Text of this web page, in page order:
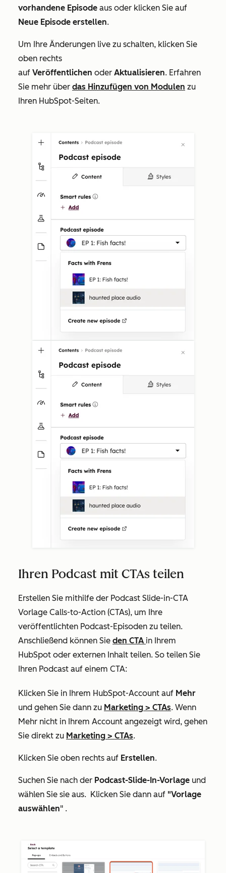
vorhandene Episode aus oder klicken Sie auf
Neue Episode erstellen.
Um Ihre Änderungen live zu schalten, klicken Sie
oben rechts
auf Veröffentlichen oder Aktualisieren. Erfahren
Sie mehr über das Hinzufügen von Modulen zu
Ihren HubSpot-Seiten.
Ihren Podcast mit CTAs teilen
Erstellen Sie mithilfe der Podcast Slide-in-CTA
Vorlage Calls-to-Action (CTAs), um Ihre
veröffentlichten Podcast-Episoden zu teilen.
Anschließend können Sie den CTA in Ihrem
HubSpot oder externen Inhalt teilen. So teilen Sie
Ihren Podcast auf einem CTA:
Klicken Sie in Ihrem HubSpot-Account auf Mehr
und gehen Sie dann zu Marketing > CTAs. Wenn
Mehr nicht in Ihrem Account angezeigt wird, gehen
Sie direkt zu Marketing > CTAs.
Klicken Sie oben rechts auf Erstellen.
Suchen Sie nach der Podcast-Slide-In-Vorlage und
wählen Sie sie aus. Klicken Sie dann auf "Vorlage
auswählen" .